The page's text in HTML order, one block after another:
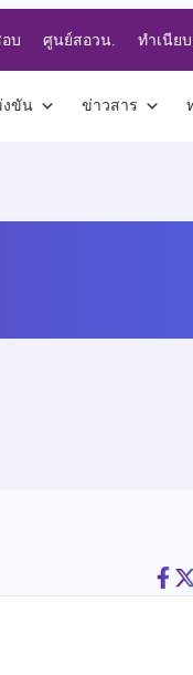
บ ศูนย์สอวน. ทำเนีย
งขัน ข่าวสาร